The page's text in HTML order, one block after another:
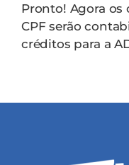
Pronto! Agora os
CPF serão
créditos para a